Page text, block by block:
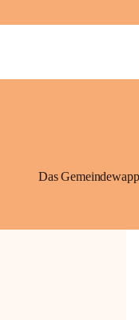
wir allen Bürgerinnen
unserer Heimat
+2
Das